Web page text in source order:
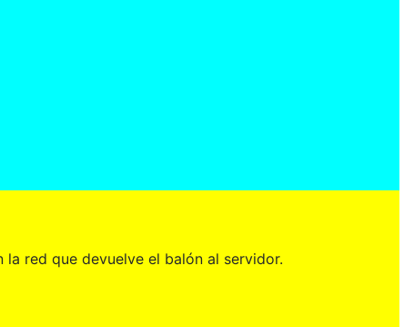
red que devuelve el balón al servidor.